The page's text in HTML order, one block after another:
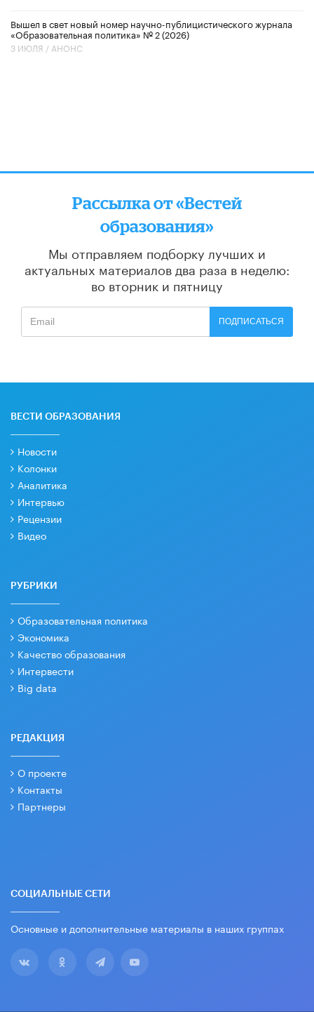
Вышел в свет новый номер научно-публицистического журнала
«Образовательная политика» № 2 (2026)
3 ИЮЛЯ / АНОНС
Рассылка от «Вестей
образования»
Мы отправляем подборку лучших и
актуальных материалов два раза в неделю:
во вторник и пятницу
ПОДПИСАТЬСЯ
ВЕСТИ ОБРАЗОВАНИЯ
Новости
Колонки
Аналитика
Интервью
Рецензии
Видео
РУБРИКИ
Образовательная политика
Экономика
Качество образования
Интервести
Big data
РЕДАКЦИЯ
О проекте
Контакты
Партнеры
СОЦИАЛЬНЫЕ СЕТИ
Основные и дополнительные материалы в наших группах